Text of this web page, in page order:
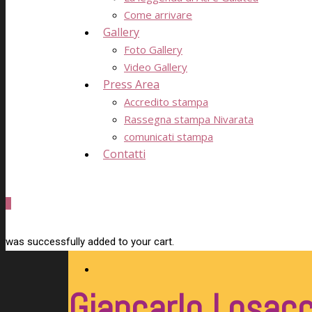
Come arrivare
Gallery
Foto Gallery
Video Gallery
Press Area
Accredito stampa
Rassegna stampa Nivarata
comunicati stampa
Contatti
was successfully added to your cart.